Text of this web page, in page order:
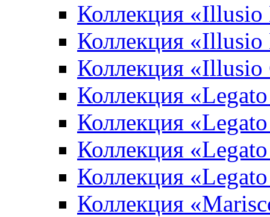
Коллекция «Illusio
Коллекция «Illusio
Коллекция «Illusio
Коллекция
Коллекция
Коллекция
Коллекция
Коллекция